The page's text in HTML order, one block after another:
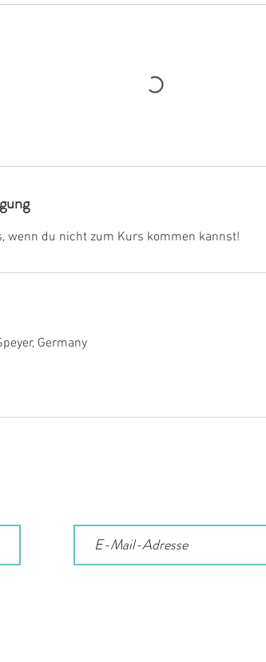
wenn du nicht zum Kurs kommen kannst!
Germany